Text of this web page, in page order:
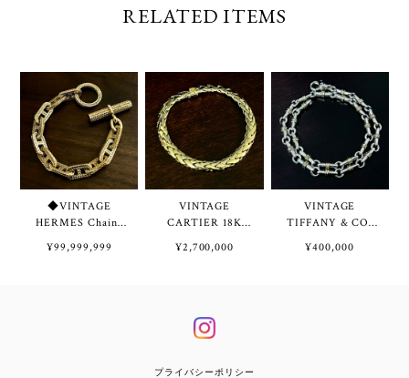
RELATED ITEMS
◆VINTAGE
HERMES Chaine
Bracelet TGM 11
¥99,999,999
VINTAGE
CARTIER 18K
Chain Bracelet | ヴ
チェーン ブレスレ
ット
¥2,700,000
VINTAGE
TIFFANY & CO.
Necklace / W
¥400,000
プライバシーポリシー